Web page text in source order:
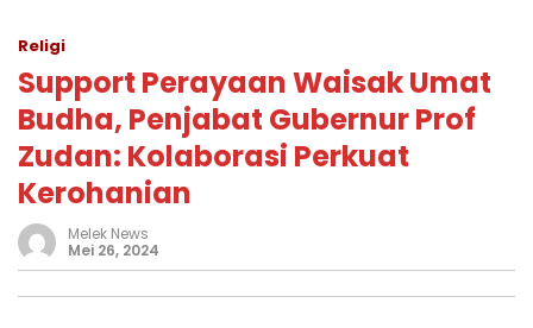
Religi
Support Perayaan Waisak Umat
Budha, Penjabat Gubernur Prof
Zudan: Kolaborasi Perkuat
Kerohanian
Melek News
Mei 26, 2024